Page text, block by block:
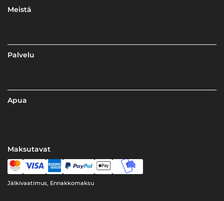
Meistä
Palvelu
Apua
Maksutavat
Jälkivaatimus, Ennakkomaksu